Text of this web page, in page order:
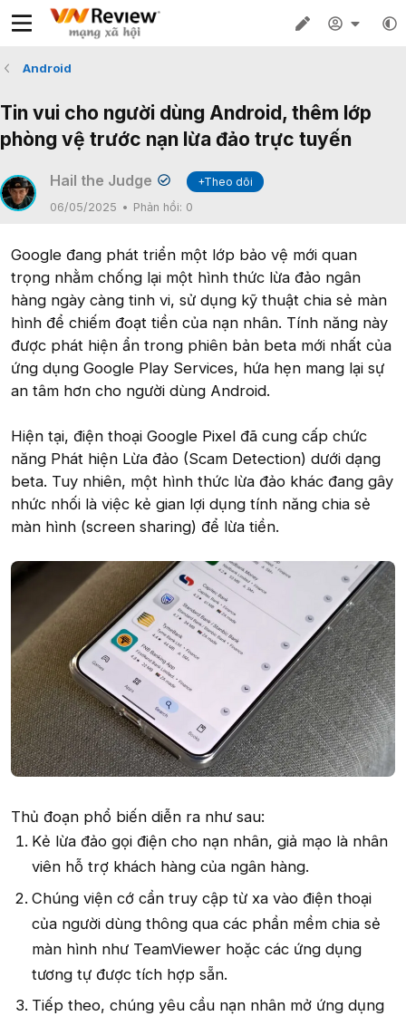
Android
Tin vui cho người dùng Android, thêm lớp
phòng vệ trước nạn lừa đảo trực tuyến
Hail the Judge
+Theo dõi
06/05/2025
Phản hồi: 0
Google đang phát triển một lớp bảo vệ mới quan
trọng nhằm chống lại một hình thức lừa đảo ngân
hàng ngày càng tinh vi, sử dụng kỹ thuật chia sẻ màn
hình để chiếm đoạt tiền của nạn nhân. Tính năng này
được phát hiện ẩn trong phiên bản beta mới nhất của
ứng dụng Google Play Services, hứa hẹn mang lại sự
an tâm hơn cho người dùng Android.
Hiện tại, điện thoại Google Pixel đã cung cấp chức
năng Phát hiện Lừa đảo (Scam Detection) dưới dạng
beta. Tuy nhiên, một hình thức lừa đảo khác đang gây
nhức nhối là việc kẻ gian lợi dụng tính năng chia sẻ
màn hình (screen sharing) để lừa tiền.
Thủ đoạn phổ biến diễn ra như sau:
Kẻ lừa đảo gọi điện cho nạn nhân, giả mạo là nhân
viên hỗ trợ khách hàng của ngân hàng.
Chúng viện cớ cần truy cập từ xa vào điện thoại
của người dùng thông qua các phần mềm chia sẻ
màn hình như TeamViewer hoặc các ứng dụng
tương tự được tích hợp sẵn.
Tiếp theo, chúng yêu cầu nạn nhân mở ứng dụng